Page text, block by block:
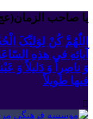
یا صاحب
اللّهُمَّ کُنْ لِوَلِیِّکَ
آبائِهِ فی هذِهِ
‏وَ ناصِراً وَ دَلیلاً وَ
فیها طَویلاً